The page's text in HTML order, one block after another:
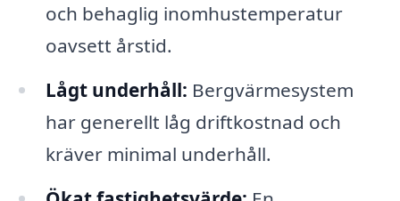
och behaglig inomhustemperatur
oavsett årstid.
Lågt underhåll: Bergvärmesystem
har generellt låg driftkostnad och
kräver minimal underhåll.